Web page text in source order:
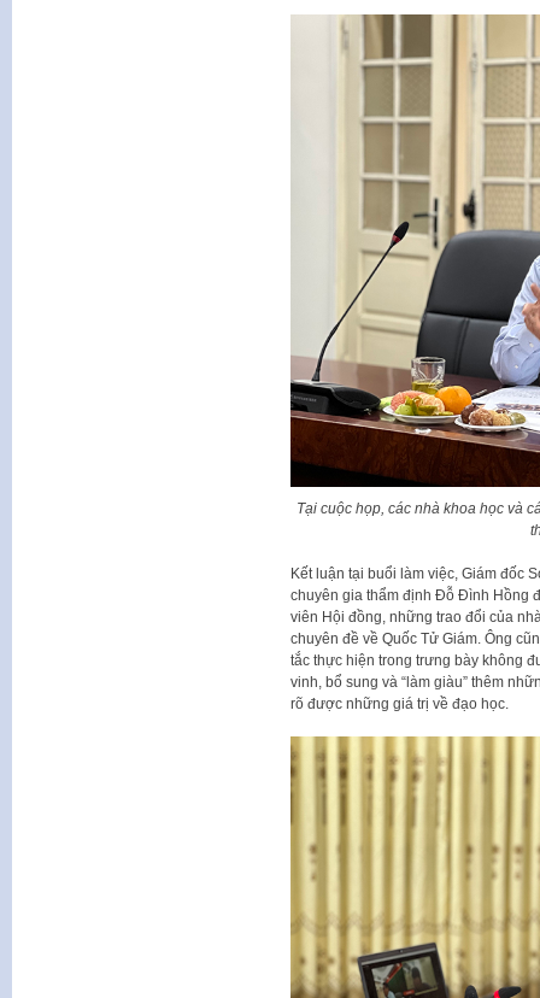
Tại cuộc họp, các nhà khoa học và
Kết luận tại buổi làm việc, Giám đốc
chuyên gia thẩm định Đỗ Đình Hồng
viên Hội đồng, những trao đổi của
chuyên đề về Quốc Tử Giám. Ông
tắc thực hiện trong trưng bày không
vinh, bổ sung và “làm giàu” thêm
rõ được những giá trị về đạo học.